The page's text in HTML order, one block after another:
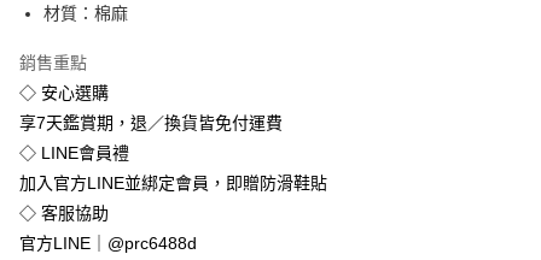
悠遊付
Google Pay
全盈+PAY
運送方式
全家付款取貨
免運費
材質：棉麻
銷售重點
◇ 安心選購
享7天鑑賞期，退／換貨皆免付運費
◇ LINE會員禮
加入官方LINE並綁定會員，即贈防滑鞋貼
◇ 客服協助
官方LINE｜@prc6488d